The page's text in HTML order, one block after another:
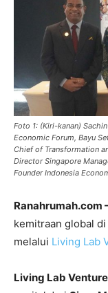
Foto 1: (Kiri-kanan)
Economic Forum, Bayu
Chief of Transformation
Director Singapore
Founder Indonesia
Ranahrumah.com –
kemitraan global di
melalui Living Lab
Living Lab